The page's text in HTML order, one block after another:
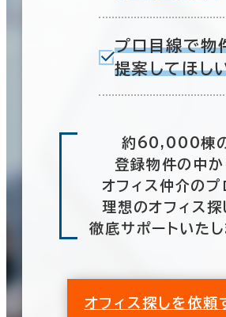
プロ目線で物
提案してほし
約60,000棟
登録物件の中か
オフィス仲介のプ
理想のオフィス探
徹底サポートいたし
オフィス探しを依頼